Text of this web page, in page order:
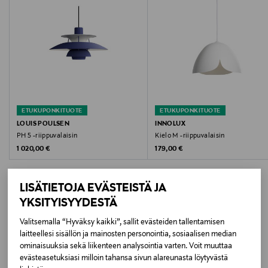
LISÄTIETOJA EVÄSTEISTÄ JA
YKSITYISYYDESTÄ
Valitsemalla “Hyväksy kaikki”, sallit evästeiden tallentamisen
laitteellesi sisällön ja mainosten personointia, sosiaalisen median
ominaisuuksia sekä liikenteen analysointia varten. Voit muuttaa
evästeasetuksiasi milloin tahansa sivun alareunasta löytyvästä
Pyyhi kuivalla liinalla
Koko
38 x 24 cm
Valmistusmaa
Kiina
Valmistajan tuotenumero
330910K
ETUKUPONKITUOTE
LOUIS POULSEN
PH 5 -riippuvalaisin
Original Price
1 020,00 €
ETUKUPONKITUOTE
INNOLUX
Kielo M -riippuvalaisin
Original Price
179,00 €
LISÄÄ KIINNOSTAVIA
TUOTTEITA